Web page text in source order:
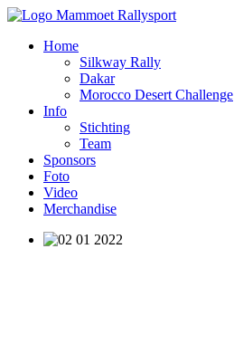
Home
Silkway Rally
Dakar
Morocco Desert Challenge
Info
Stichting
Team
Sponsors
Foto
Video
Merchandise